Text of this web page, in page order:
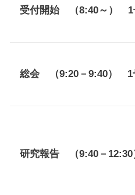
受付開始 （8:40～）
1
総会 （9:20－9:40） 1
研究報告 （9:40－